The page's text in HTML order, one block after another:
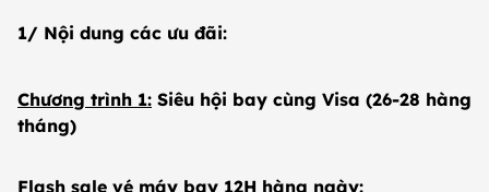
1/ Nội dung các ưu đãi:​
Chương trình 1: Siêu hội bay cùng Visa (26-28 hàng
tháng)
Flash sale vé máy bay 12H hàng ngày: